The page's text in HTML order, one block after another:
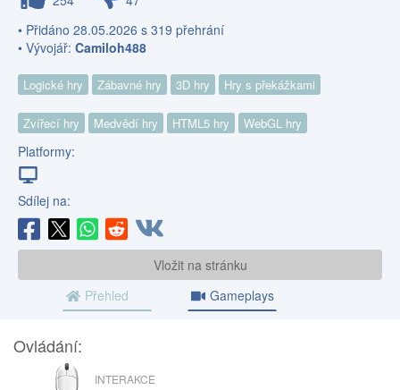
• Přidáno 28.05.2026 s 319 přehrání
• Vývojář: Camiloh488
Logické hry Zábavné hry 3D hry Hry s překážkami
Zvířecí hry Medvědí hry HTML5 hry WebGL hry
Platformy:
Sdílej na:
Vložit na stránku
Přehled
Gameplays
Ovládání:
MYŠ
INTERAKCE